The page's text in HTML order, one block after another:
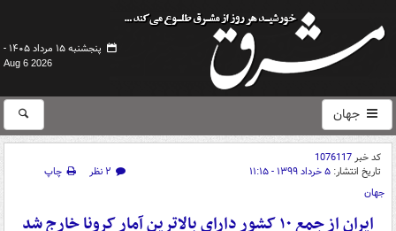
پنجشنبه ۱۵ مرداد ۱۴۰۵ -
Aug 6 2026
جهان
کد خبر1076117
تاریخ انتشار: ۵ خرداد ۱۳۹۹ - ۱۱:۱۵ ۲ نظر
چاپ
جهان
ایران از جمع ۱۰ کشور دارای بالاترین آمار کرونا خارج شد